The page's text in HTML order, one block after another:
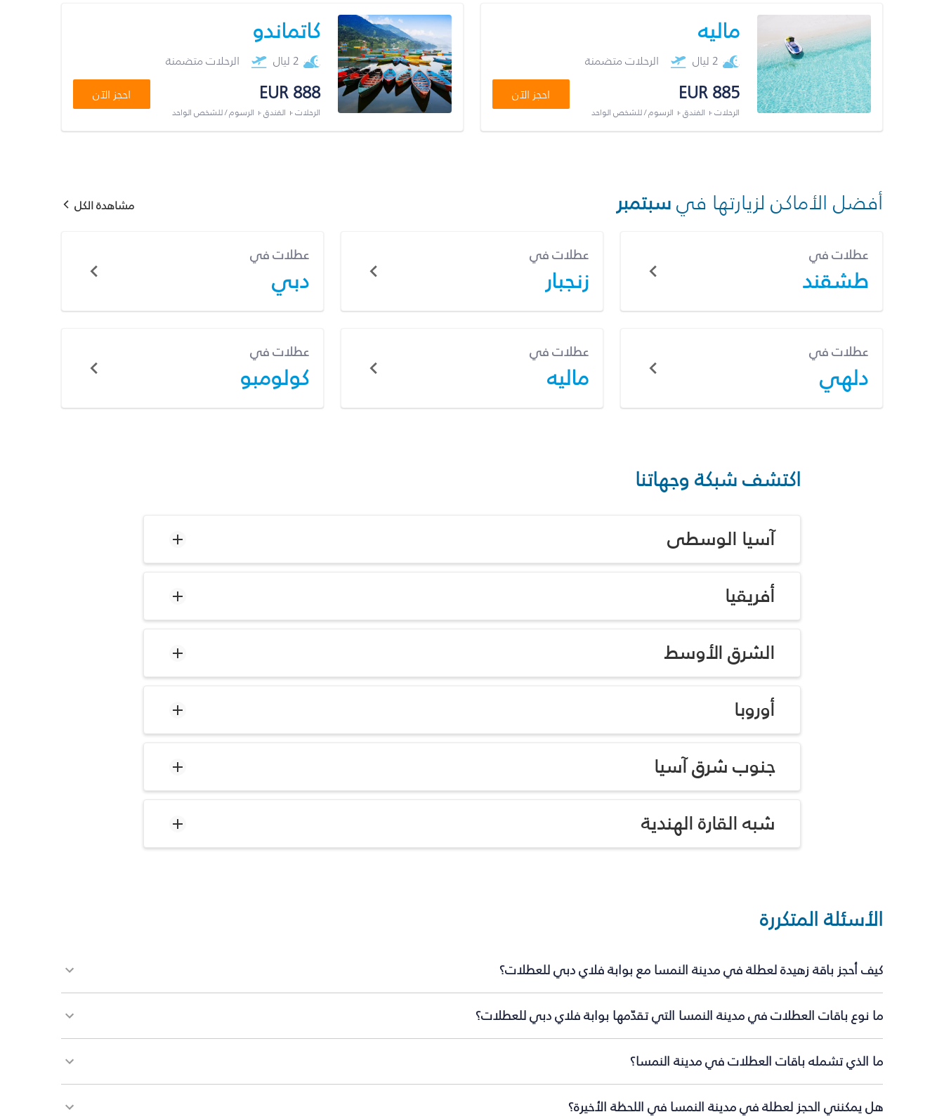
ماليه
2 ليال الرحلات متضمنة
EUR 885
الرحلات + الفندق + الرسوم / للشخص الواحد
احجز الآن
كاتماندو
2 ليال الرحلات متضمنة
EUR 888
الرحلات + الفندق + الرسوم / للشخص الواحد
احجز الآن
أفضل الأماكن لزيارتها فيسبتمبر مشاهدة الكل
عطلات في
طشقند
عطلات في
زنجبار
عطلات في
دبي
عطلات في
دلهي
عطلات في
ماليه
عطلات في
كولومبو
اكتشف شبكة وجهاتنا
آسيا الوسطى
أفريقيا
الشرق الأوسط
أوروبا
جنوب شرق آسيا
شبه القارة الهندية
الأسئلة المتكررة
كيف أحجز باقة زهيدة لعطلة في مدينة النمسا مع بوابة فلاي دبي للعطلات؟
ما نوع باقات العطلات في مدينة النمسا التي تقدّمها بوابة فلاي دبي للعطلات؟
ما الذي تشمله باقات العطلات في مدينة النمسا؟
هل يمكنني الحجز لعطلة في مدينة النمسا في اللحظة الأخيرة؟